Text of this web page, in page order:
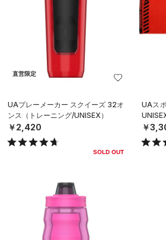
直営限定
UAプレーメーカー スクイーズ 32オ
ンス（トレーニング/UNISEX）
￥2,420
SOLD OUT
UAス
￥